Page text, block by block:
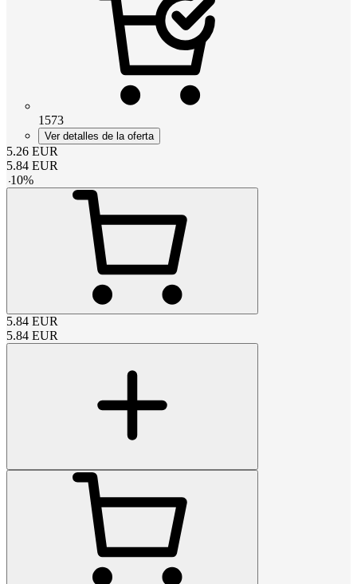
1573
Ver detalles de la oferta
5.26 EUR
5.84 EUR
-10%
5.84 EUR
5.84 EUR